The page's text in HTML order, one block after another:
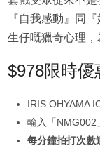
『自我感動』同
生仔嘅獵奇心理，
$978限時
IRIS OHYAMA
輸入「NMG002
每分鐘拍打次數